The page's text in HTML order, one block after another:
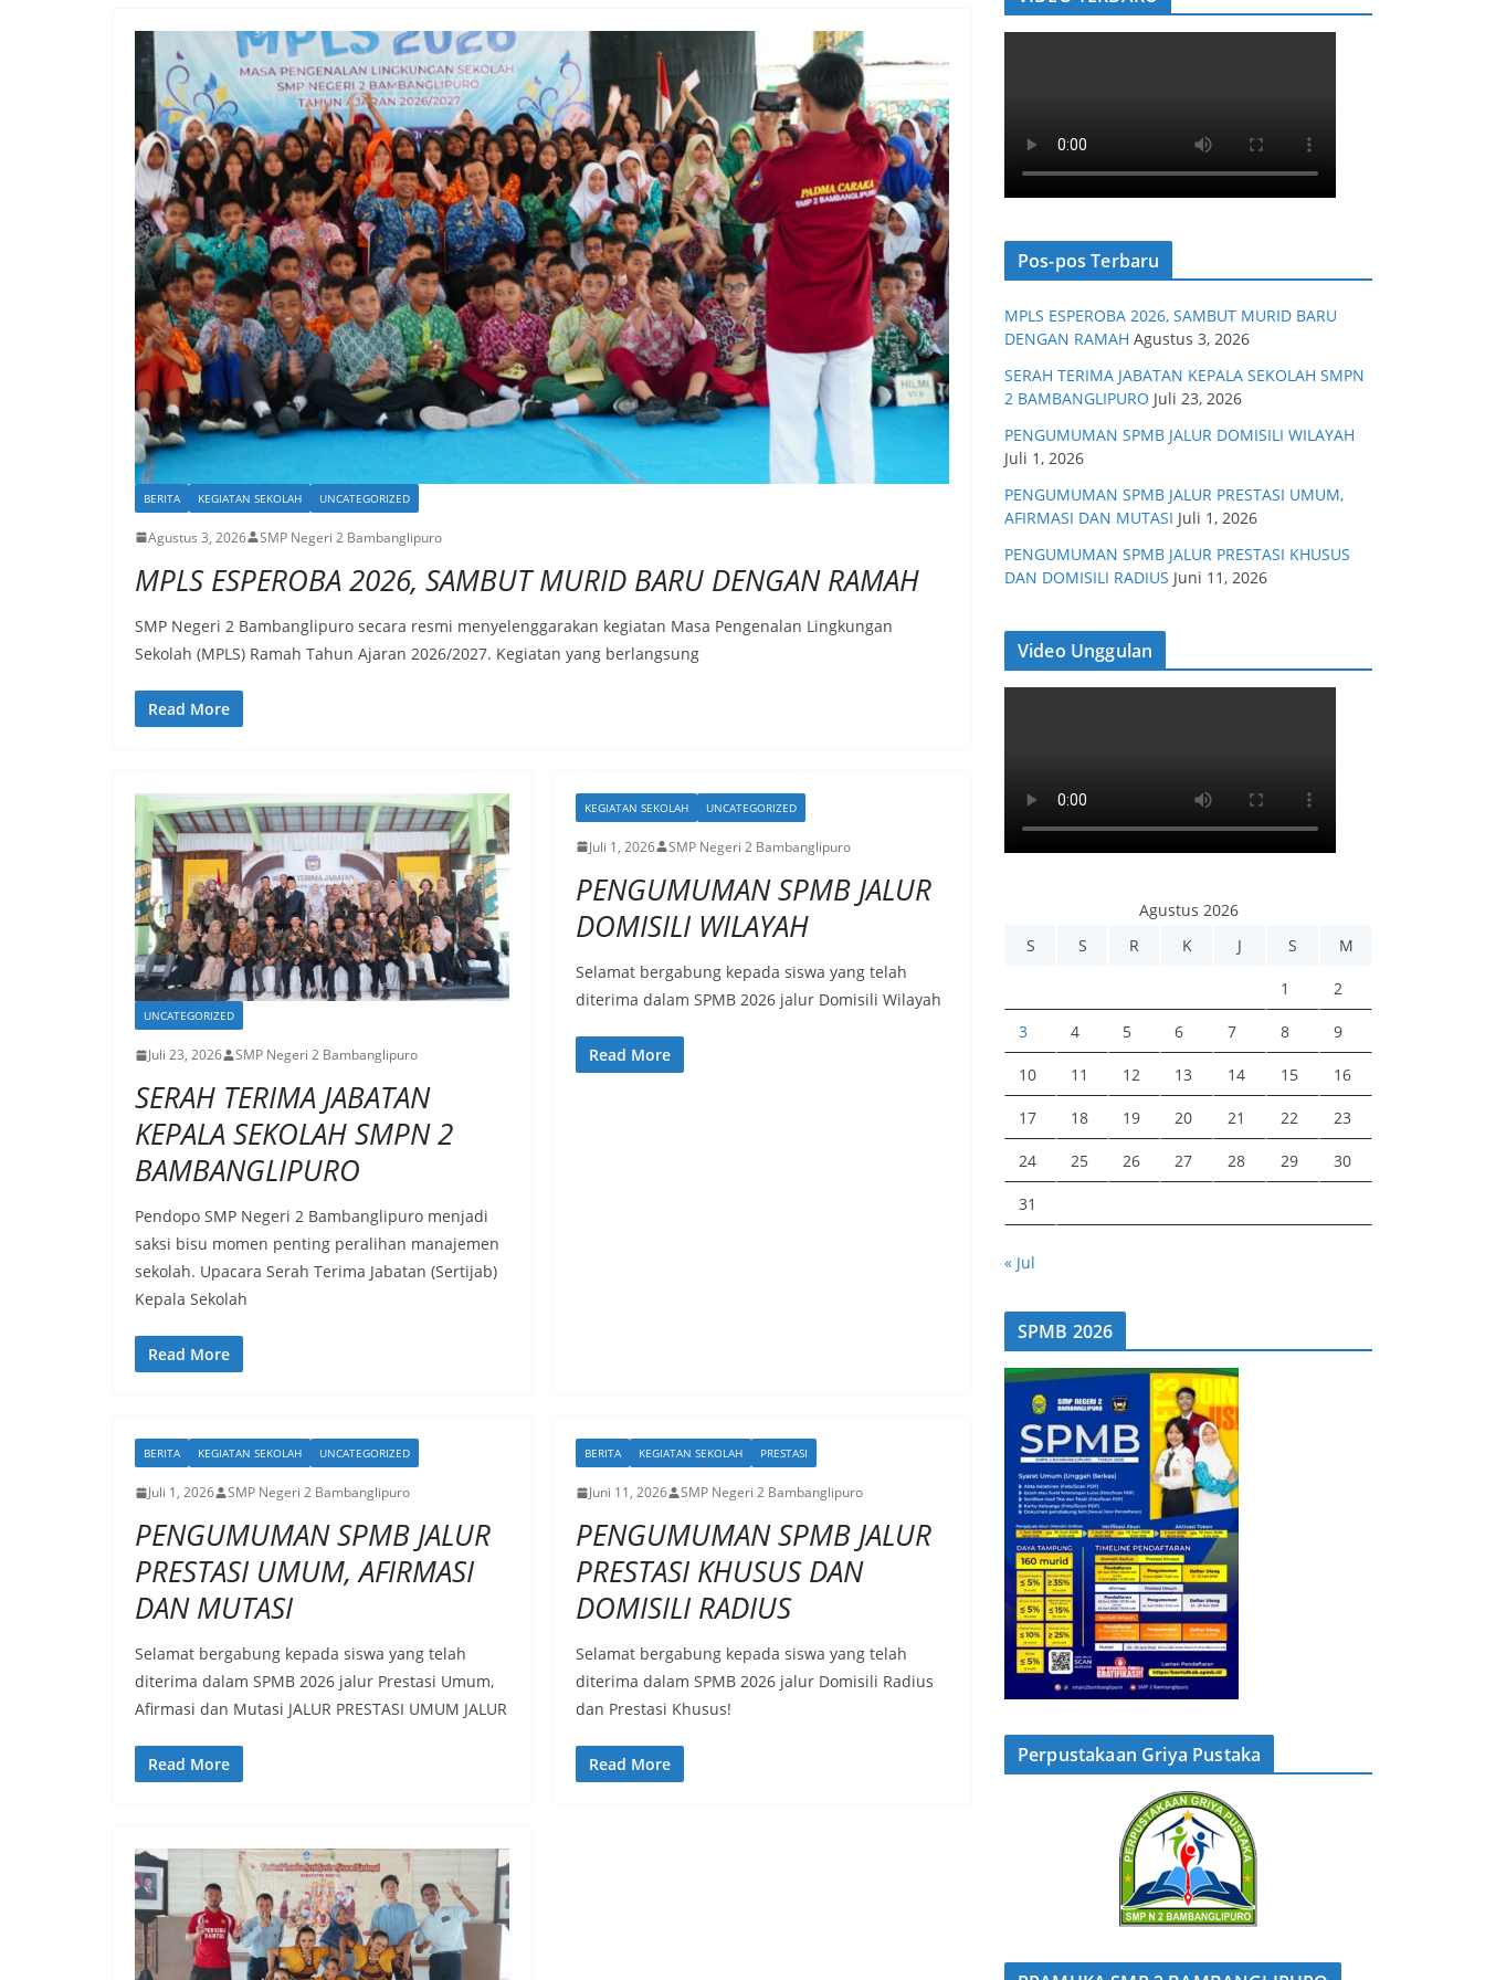
BERITA KEGIATAN SEKOLAH UNCATEGORIZED
Agustus 3, 2026 SMP Negeri 2 Bambanglipuro
MPLS ESPEROBA 2026, SAMBUT MURID BARU DENGAN RAMAH
SMP Negeri 2 Bambanglipuro secara resmi menyelenggarakan kegiatan Masa Pengenalan Lingkungan
Sekolah (MPLS) Ramah Tahun Ajaran 2026/2027. Kegiatan yang berlangsung
Read More
UNCATEGORIZED
Juli 23, 2026 SMP Negeri 2 Bambanglipuro
SERAH TERIMA JABATAN
KEPALA SEKOLAH SMPN 2
BAMBANGLIPURO
Pendopo SMP Negeri 2 Bambanglipuro menjadi
saksi bisu momen penting peralihan manajemen
sekolah. Upacara Serah Terima Jabatan (Sertijab)
Kepala Sekolah
Read More
KEGIATAN SEKOLAH UNCATEGORIZED
Juli 1, 2026 SMP Negeri 2 Bambanglipuro
PENGUMUMAN SPMB JALUR
DOMISILI WILAYAH
Selamat bergabung kepada siswa yang telah
diterima dalam SPMB 2026 jalur Domisili Wilayah
Read More
BERITA KEGIATAN SEKOLAH UNCATEGORIZED
Juli 1, 2026 SMP Negeri 2 Bambanglipuro
PENGUMUMAN SPMB JALUR
PRESTASI UMUM, AFIRMASI
DAN MUTASI
Selamat bergabung kepada siswa yang telah
diterima dalam SPMB 2026 jalur Prestasi Umum,
Afirmasi dan Mutasi JALUR PRESTASI UMUM JALUR
Read More
BERITA KEGIATAN SEKOLAH PRESTASI
Juni 11, 2026 SMP Negeri 2 Bambanglipuro
PENGUMUMAN SPMB JALUR
PRESTASI KHUSUS DAN
DOMISILI RADIUS
Selamat bergabung kepada siswa yang telah
diterima dalam SPMB 2026 jalur Domisili Radius
dan Prestasi Khusus!
Read More
Pos-pos Terbaru
MPLS ESPEROBA 2026, SAMBUT MURID BARU
DENGAN RAMAH Agustus 3, 2026
SERAH TERIMA JABATAN KEPALA SEKOLAH SMPN
2 BAMBANGLIPURO Juli 23, 2026
PENGUMUMAN SPMB JALUR DOMISILI WILAYAH
Juli 1, 2026
PENGUMUMAN SPMB JALUR PRESTASI UMUM,
AFIRMASI DAN MUTASI Juli 1, 2026
PENGUMUMAN SPMB JALUR PRESTASI KHUSUS
DAN DOMISILI RADIUS Juni 11, 2026
Video Unggulan
Agustus 2026
S
S R K J S M
1 2
3 4 5 6 7 8 9
10 11 12 13 14 15 16
17 18 19 20 21 22 23
24 25 26 27 28 29 30
31
« Jul
SPMB 2026
Perpustakaan Griya Pustaka